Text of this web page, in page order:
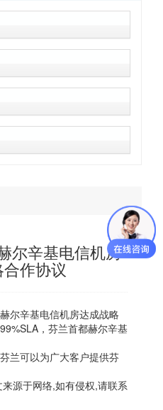
尔辛基电信机房
作协议
尔辛基电信机房达成战略
，芬兰首都赫尔辛基
芬兰可以为广大客户提供芬
源于网络,如有侵权,请联系